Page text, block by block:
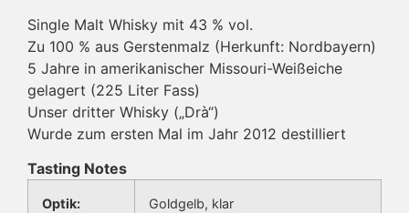
Single Malt Whisky mit 43 % vol.
Zu 100 % aus Gerstenmalz (Herkunft: Nordbayern)
5 Jahre in amerikanischer Missouri-Weißeiche
gelagert (225 Liter Fass)
Unser dritter Whisky („Drà“)
Wurde zum ersten Mal im Jahr 2012 destilliert
Tasting Notes
Optik: Goldgelb, klar